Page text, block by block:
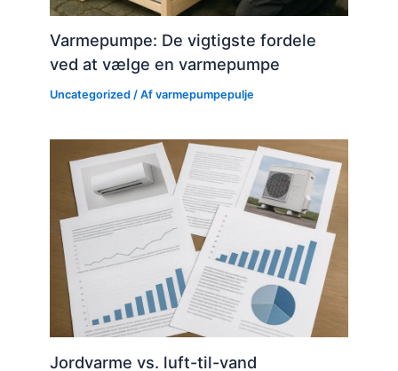
Varmepumpe: De vigtigste fordele
ved at vælge en varmepumpe
Uncategorized / Afvarmepumpepulje
Jordvarme vs. luft-til-vand